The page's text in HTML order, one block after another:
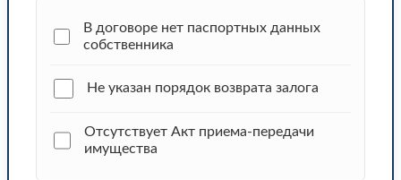
В договоре нет паспортных данных
собственника
Не указан порядок возврата залога
Отсутствует Акт приема-передачи
имущества